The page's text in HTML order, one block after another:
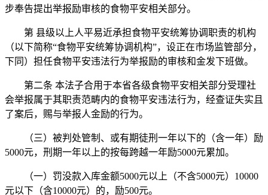
步奉告提出举报励审核的食物平安相关部分。
第 县级以上人平易近承担食物平安统筹协调职责的机构
（以下简称“食物平安统筹协调机构”，设正在市场监管部分，
下同）担任食物平安违法行为举报励的审核和金发下班做。
第二条 本法子合用于本省各级食物平安相关部分受理社
会举报属于其职责范畴内的食物平安违法行为，经查证失实且
了案后，赐与举报人金励的行为。
（三）被判处管制、或有期徒刑一年以下的（含一年）励
5000元，刑期一年以上的按每跨越一年励5000元累加。
（一）罚没款入库金额5000元以上（不含5000元）10000
元以下（含10000元）的，励500元。